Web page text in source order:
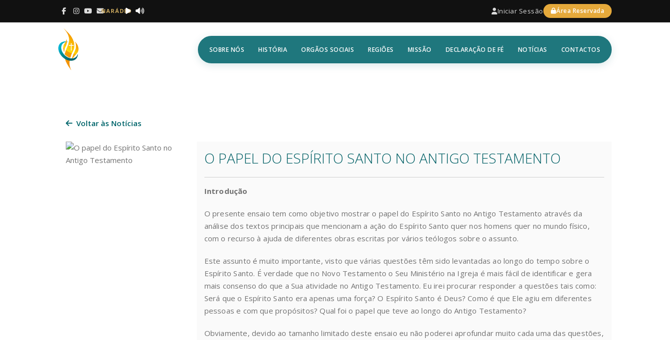
NARÁDIO Iniciar Sessão Área Reservada
SOBRE NÓS HISTÓRIA ORGÃOS SOCIAIS REGIÕES MISSÃO DECLARAÇÃO DE FÉ NOTÍCIAS CONTACTOS
Voltar às Notícias
O PAPEL DO ESPÍRITO SANTO NO ANTIGO TESTAMENTO
Introdução
O presente ensaio tem como objetivo mostrar o papel do Espírito Santo no Antigo Testamento através da
análise dos textos principais que mencionam a ação do Espírito Santo quer nos homens quer no mundo físico,
com o recurso à ajuda de diferentes obras escritas por vários teólogos sobre o assunto.
Este assunto é muito importante, visto que várias questões têm sido levantadas ao longo do tempo sobre o
Espírito Santo. É verdade que no Novo Testamento o Seu Ministério na Igreja é mais fácil de identificar e gera
mais consenso do que a Sua atividade no Antigo Testamento. Eu irei procurar responder a questões tais como:
Será que o Espírito Santo era apenas uma força? O Espírito Santo é Deus? Como é que Ele agiu em diferentes
pessoas e com que propósitos? Qual foi o papel que teve ao longo do Antigo Testamento?
Obviamente, devido ao tamanho limitado deste ensaio eu não poderei aprofundar muito cada uma das questões,